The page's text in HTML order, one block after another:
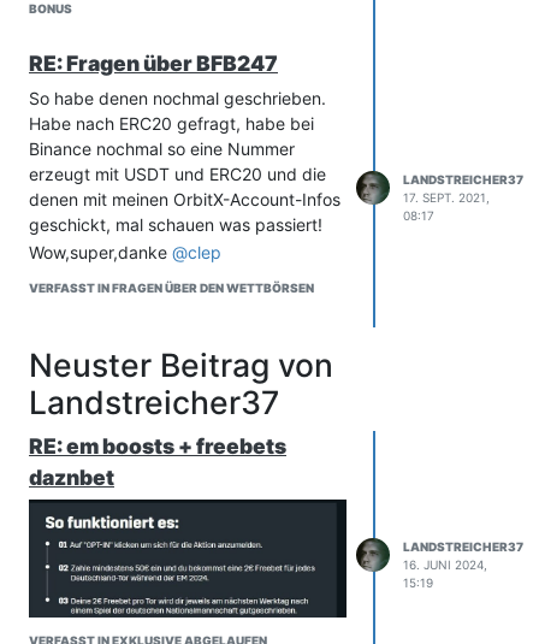
BONUS
RE: Fragen über BFB247
So habe denen nochmal geschrieben.
Habe nach ERC20 gefragt, habe bei
Binance nochmal so eine Nummer
erzeugt mit USDT und ERC20 und die
denen mit meinen OrbitX-Account-Infos
geschickt, mal schauen was passiert!
Wow,super,danke @clep
VERFASST IN FRAGEN ÜBER DEN WETTBÖRSEN
LANDSTREICHER37
17. SEPT. 2021,
08:17
Neuster Beitrag von
Landstreicher37
RE: em boosts + freebets
daznbet
VERFASST IN EXKLUSIVE ABGELAUFEN
LANDSTREICHER37
16. JUNI 2024,
15:19